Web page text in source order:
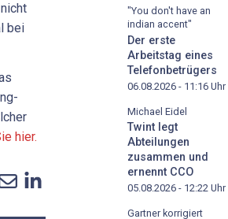
bei
hier.
"You don't have an
indian accent"
Der erste
Arbeitstag eines
Telefonbetrügers
06.08.2026 - 11:16 Uhr
Michael Eidel
Twint legt
Abteilungen
zusammen und
ernennt CCO
05.08.2026 - 12:22 Uhr
Gartner korrigiert